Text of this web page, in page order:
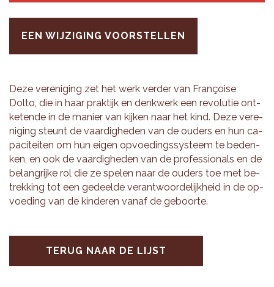
EEN WIJZIGING VOORSTELLEN
Deze ver­e­ni­ging zet het werk ver­der van Françoise
Dolto, die in haar prak­tijk en denk­werk een re­vo­lu­tie ont­
ke­ten­de in de ma­nier van kij­ken naar het kind. Deze ver­e­
ni­ging steunt de vaar­dig­he­den van de ou­ders en hun ca­
pa­ci­tei­ten om hun eigen op­voe­dings­sys­teem te be­den­
ken, en ook de vaar­dig­he­den van de pro­fes­si­o­nals en de
be­lang­rij­ke rol die ze spe­len naar de ou­ders toe met be­
trek­king tot een ge­deel­de ver­ant­woor­de­lijk­heid in de op­
voe­ding van de kin­de­ren vanaf de ge­boor­te.
TERUG NAAR DE LIJST